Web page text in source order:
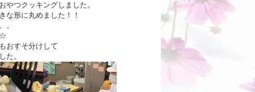
やつクッキングしました。
な形に丸めました！！
。
☆
おすそ分けして
た。